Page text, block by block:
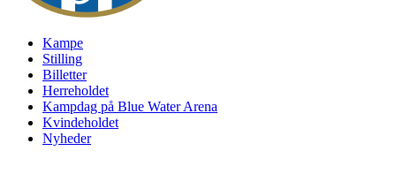
Kampe
Stilling
Billetter
Herreholdet
Kampdag på Blue Water Arena
Kvindeholdet
Nyheder